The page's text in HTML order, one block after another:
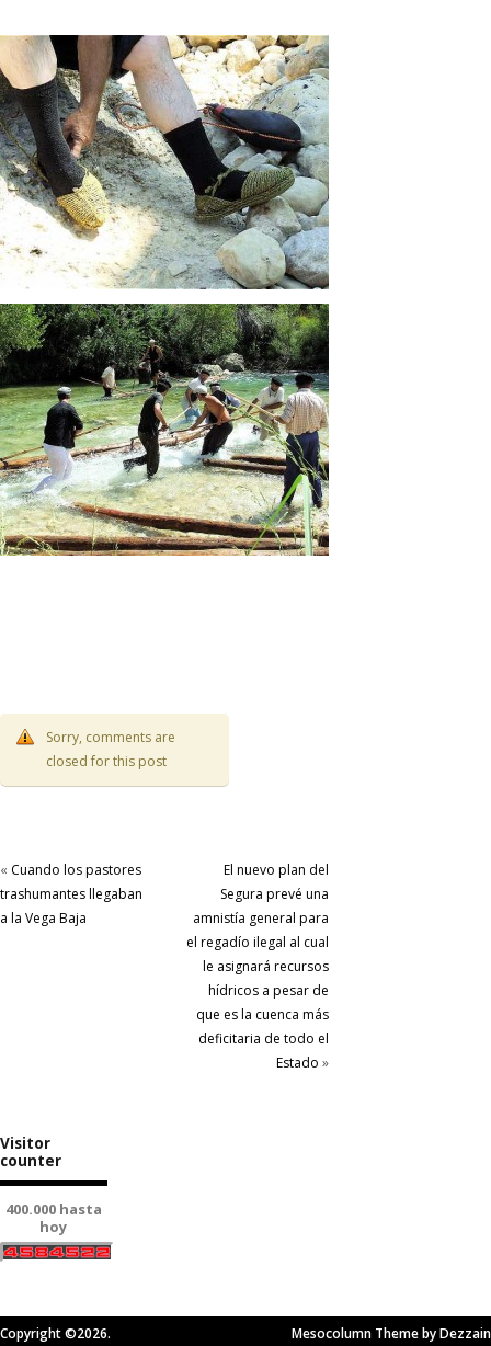
Sorry, comments are
closed for this post
« Cuando los pastores
trashumantes llegaban
a la Vega Baja
El nuevo plan del
Segura prevé una
amnistía general para
el regadío ilegal al cual
le asignará recursos
hídricos a pesar de
que es la cuenca más
deficitaria de todo el
Estado »
Visitor
counter
400.000 hasta
hoy
Copyright ©2026. Mesocolumn Theme by Dezzain